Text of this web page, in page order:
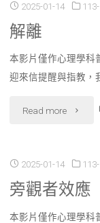
是
正
反
鏡
像
2025-01-14
解離
本影片僅作心理學科
迎來信提醒與指教，
Read more "解
2025-01-14
旁觀者效應
本影片僅作心理學科